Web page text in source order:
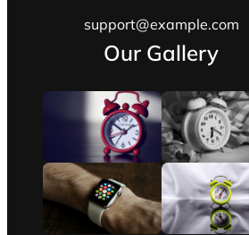
support@example.com
Our Gallery